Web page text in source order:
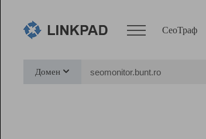
СеоТраф
Домен